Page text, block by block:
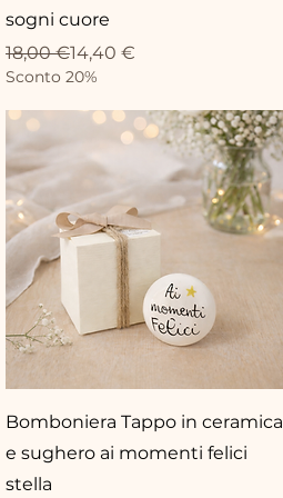
sogni cuore
Prix original
18,00 €
Prix promotionnel
14,40 €
Sconto 20%
Bomboniera Tappo in ceramica
e sughero ai momenti felici
stella